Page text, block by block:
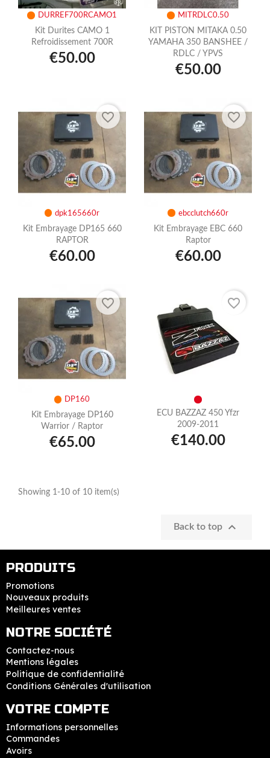
DURREF700RCAMO1
Kit Durites CAMO 1
Refroidissement 700R
€50.00
MITRDLC0.50
KIT PISTON MITAKA 0.50
YAMAHA 350 BANSHEE /
RDLC / YPVS
€50.00
dpk165660r
Kit Embrayage DP165 660
RAPTOR
€60.00
favorite_border
ebcclutch660r
Kit Embrayage EBC 660
Raptor
€60.00
favorite_border
DP160
Kit Embrayage DP160
Warrior / Raptor
€65.00
favorite_border
ECU BAZZAZ 450 Yfzr
2009-2011
€140.00
favorite_border
Showing 1-10 of 10 item(s)
Back to top 
PRODUITS
Promotions
Nouveaux produits
Meilleures ventes
NOTRE SOCIÉTÉ
Contactez-nous
Mentions légales
Politique de confidentialité
Conditions Générales d'utilisation
VOTRE COMPTE
Informations personnelles
Commandes
Avoirs